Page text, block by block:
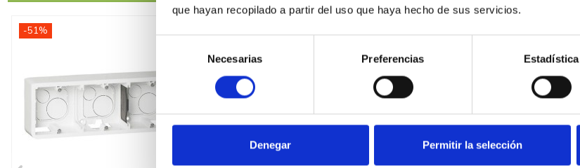
que hayan recopilado a partir del uso que haya hecho de sus servicios.
consentimiento
Necesarias Preferencias Estadística
Denegar Permitir la selección
-51%